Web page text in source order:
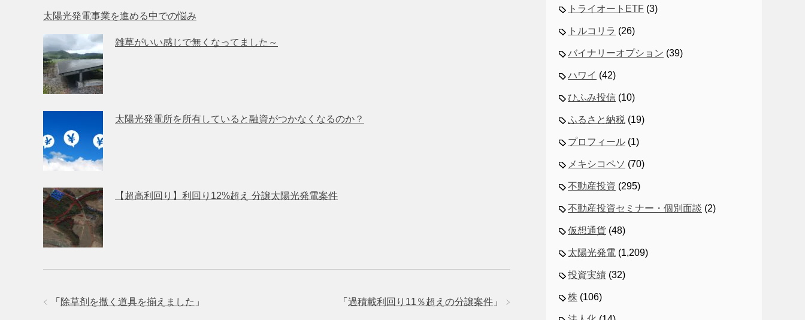
太陽光発電事業を進める中での悩み
雑草がいい感じで無くなってました～
太陽光発電所を所有していると融資がつかなくなるのか？
【超高利回り】利回り12%超え 分譲太陽光発電案件
「 過積載利回り11％超えの分譲案件 」
「 除草剤を撒く道具を揃えました 」
トライオートETF (3)
トルコリラ (26)
バイナリーオプション (39)
ハワイ (42)
ひふみ投信 (10)
ふるさと納税 (19)
プロフィール (1)
メキシコペソ (70)
不動産投資 (295)
不動産投資セミナー・個別面談 (2)
仮想通貨 (48)
太陽光発電 (1,209)
投資実績 (32)
株 (106)